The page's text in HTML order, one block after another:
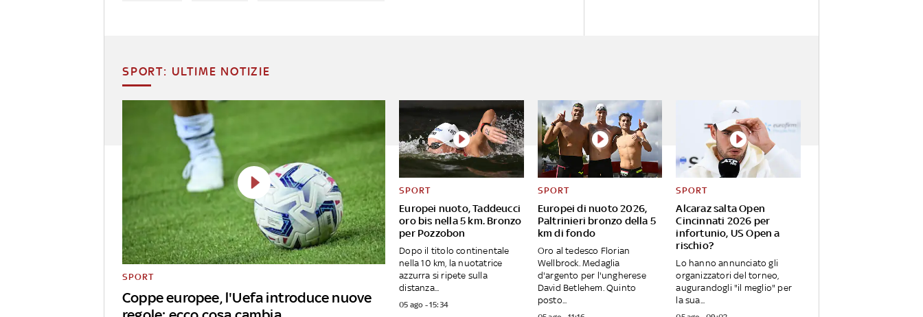
SPORT: ULTIME NOTIZIE
Coppe europee, l'Uefa introduce nuove
SPORT
Europei nuoto, Taddeucci
oro bis nella 5 km. Bronzo
per Pozzobon
SPORT
Dopo il titolo continentale
nella 10 km, la nuotatrice
azzurra si ripete sulla
distanza...
05 ago - 15:34
Europei di nuoto 2026,
Paltrinieri bronzo della 5
km di fondo
SPORT
Oro al tedesco Florian
Wellbrock. Medaglia
d'argento per l'ungherese
David Betlehem. Quinto
posto...
Alcaraz salta Open
Cincinnati 2026 per
infortunio, US Open a
rischio?
SPORT
Lo hanno annunciato gli
organizzatori del torneo,
augurandogli "il meglio" per
la sua...